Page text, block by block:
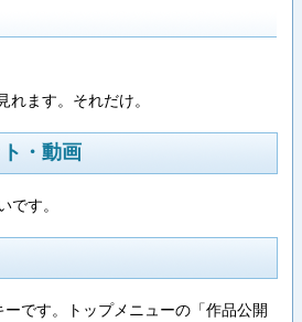
れます。それだけ。
・動画
です。
です。トップメニューの「作品公開